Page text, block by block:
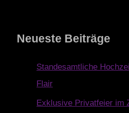
Neueste Beiträge
Standesamtliche
Flair
Exklusive Privatfeier im